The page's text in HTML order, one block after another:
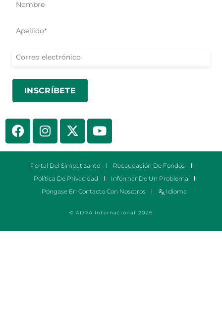
© ADRA Internacional 2026
Portal Del Simpatizante
Recaudación De Fondos
Política De Privacidad
Informar De Un Problema
Póngase En Contacto Con Nosotros
Idioma